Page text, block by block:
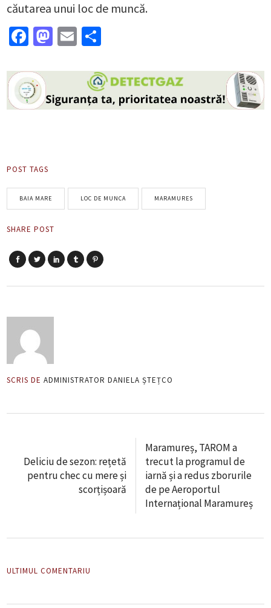
căutarea unui loc de muncă.
Facebook
Mastodon
Email
POST TAGS
BAIA MARE LOC DE MUNCA MARAMURES
SHARE POST
SCRIS DE ADMINISTRATOR DANIELA ȘTEȚCO
Deliciu de sezon: rețetă
pentru chec cu mere și
scorțișoară
Maramureș, TAROM a
trecut la programul de
iarnă și a redus zborurile
de pe Aeroportul
Internațional Maramureș
ULTIMUL COMENTARIU